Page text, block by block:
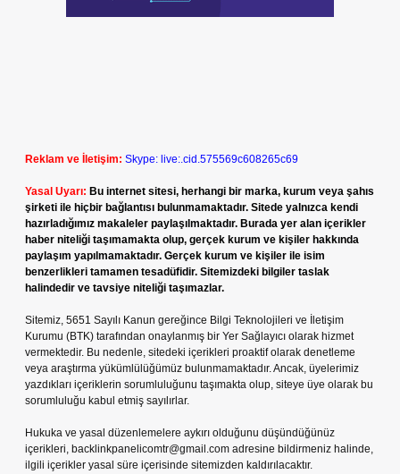
Reklam ve İletişim: Skype: live:.cid.575569c608265c69
Yasal Uyarı: Bu internet sitesi, herhangi bir marka, kurum veya şahıs
şirketi ile hiçbir bağlantısı bulunmamaktadır. Sitede yalnızca kendi
hazırladığımız makaleler paylaşılmaktadır. Burada yer alan içerikler
haber niteliği taşımamakta olup, gerçek kurum ve kişiler hakkında
paylaşım yapılmamaktadır. Gerçek kurum ve kişiler ile isim
benzerlikleri tamamen tesadüfidir. Sitemizdeki bilgiler taslak
halindedir ve tavsiye niteliği taşımazlar.
Sitemiz, 5651 Sayılı Kanun gereğince Bilgi Teknolojileri ve İletişim
Kurumu (BTK) tarafından onaylanmış bir Yer Sağlayıcı olarak hizmet
vermektedir. Bu nedenle, sitedeki içerikleri proaktif olarak denetleme
veya araştırma yükümlülüğümüz bulunmamaktadır. Ancak, üyelerimiz
yazdıkları içeriklerin sorumluluğunu taşımakta olup, siteye üye olarak bu
sorumluluğu kabul etmiş sayılırlar.
Hukuka ve yasal düzenlemelere aykırı olduğunu düşündüğünüz
içerikleri, backlinkpanelicomtr@gmail.com adresine bildirmeniz halinde,
ilgili içerikler yasal süre içerisinde sitemizden kaldırılacaktır.